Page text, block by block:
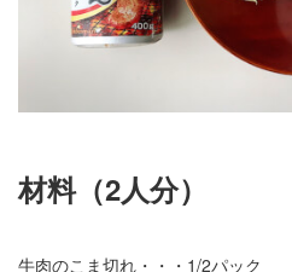
材料（2人分）
牛肉のこま切れ・・・1/2パック